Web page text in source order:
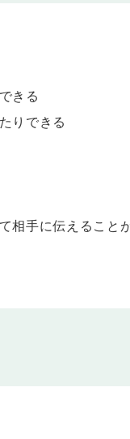
彼女は来週の金曜日、私
している予定のことにつ
点から現在までずっと続
きる
りできる
相手に伝えること